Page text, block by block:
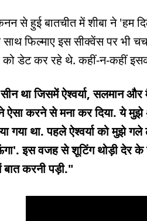
कनन से हुई बातचीत में शीबा ने
साथ फिल्माए इस सीक्वेंस पर भी
डेट कर रहे थे. कहीं-न-कहीं
था जिसमें ऐश्वर्या, सलमान
ऐसा करने से मना कर दिया. ये
गया था. पहले ऐश्वर्या को मुझे
इस वजह से शूटिंग थोड़ी देर
बात करनी पड़ी."